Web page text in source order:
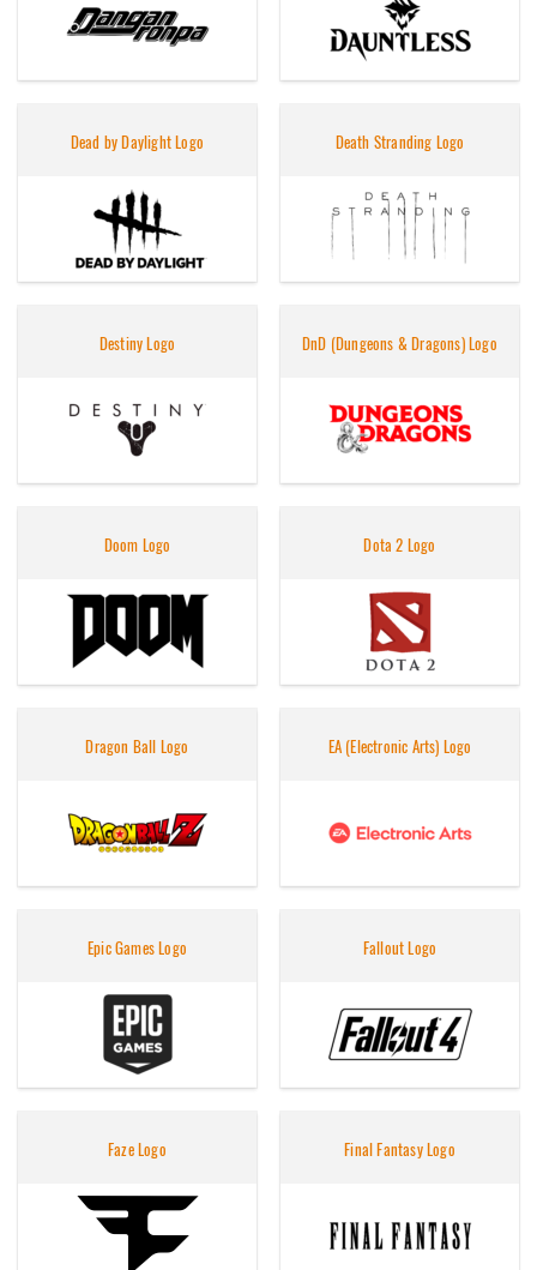
Dead by Daylight Logo Death Stranding Logo
Destiny Logo DnD (Dungeons & Dragons) Logo
Doom Logo Dota 2 Logo
Dragon Ball Logo EA (Electronic Arts) Logo
Epic Games Logo Fallout Logo
Faze Logo Final Fantasy Logo